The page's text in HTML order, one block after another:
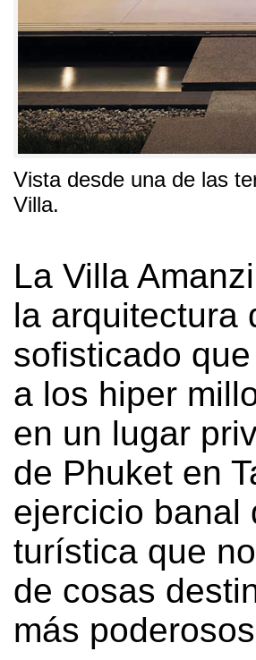
Vista desde una de las
Villa.
La Villa
la arquitectura
sofisticado
a los hiper
en un lugar
de Phuket en
ejercicio banal
turística que
de cosas
más